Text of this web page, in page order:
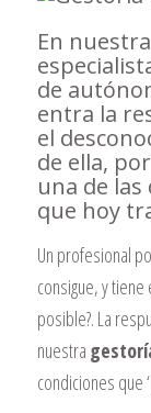
En nuestra
de
entra la
el
de ella,
una de
que hoy
Un profesional
consigue, y
posible?. La
nuestra
condiciones que